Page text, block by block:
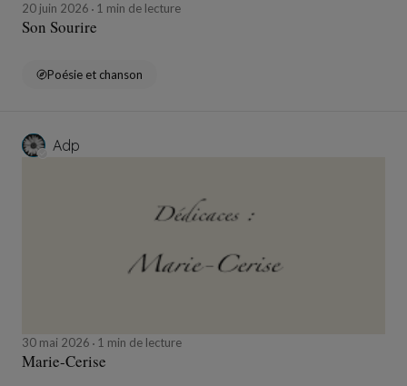
20 juin 2026 1 min de lecture
Son Sourire
Poésie et chanson
Adp
30 mai 2026 1 min de lecture
Marie-Cerise